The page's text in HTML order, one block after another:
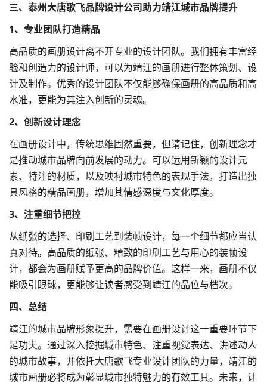
三、泰州大唐歌飞品牌设计公司助力靖江城市品牌提升
1、专业团队打造精品
高品质的画册设计离不开专业的设计团队。我们拥有丰富经
验和创造力的设计师，可以为靖江的画册进行整体策划、设
计及制作。优秀的设计团队不仅能够确保画册的高品质和高
水准，更能为其注入创新的灵魂。
2、创新设计理念
在画册设计中，传统思维固然重要，但请记住，创新理念才
是推动城市品牌向前发展的动力。可以运用新颖的设计元
素、特注的材质，以及映衬城市特色的表现手法，打造出独
具风格的精品画册，增加其情感深度与文化厚度。
3、注重细节把控
从纸张的选择、印刷工艺到装帧设计，每一个细节都应当认
真对待。高品质的纸张、精致的印刷工艺与用心的装帧设
计，都会为画册赋予更高的品牌价值。这样一来，画册不仅
能吸引眼球，更能够让读者感受到靖江的品位与档次。
四、总结
靖江的城市品牌形象提升，需要在画册设计这一重要环节下
足功夫。通过深入挖掘城市特色、注重视觉表达、讲述动人
的城市故事，并依托大唐歌飞专业设计团队的力量，靖江的
城市画册必将成为彰显城市独特魅力的有效工具。未来，让